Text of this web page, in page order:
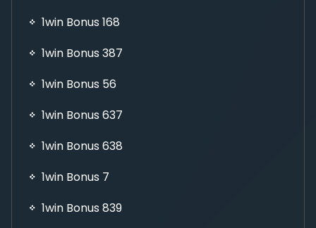
1win Bonus 168
1win Bonus 387
1win Bonus 56
1win Bonus 637
1win Bonus 638
1win Bonus 7
1win Bonus 839